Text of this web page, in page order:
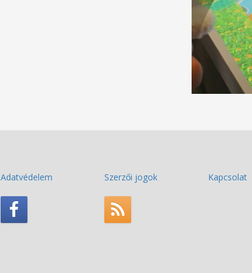
Adatvédelem Szerzői jogok Kapcsolat